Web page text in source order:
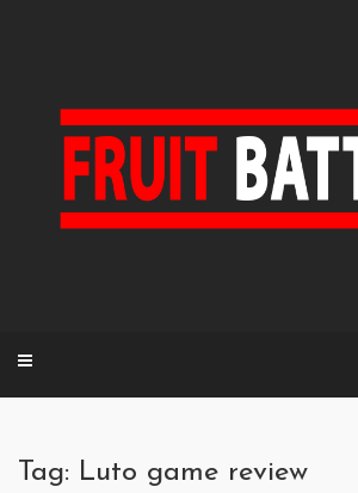
Tag: Luto game review